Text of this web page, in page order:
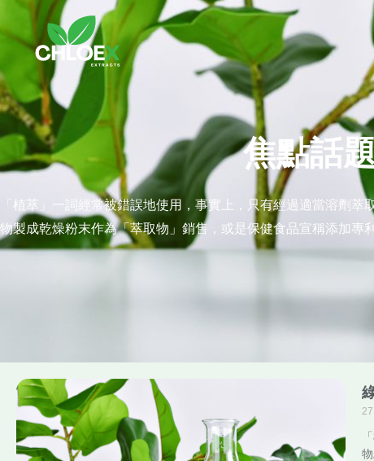
至
要
內
焦點話
「植萃」一詞經常被錯誤地使用，事實上，只有經過適當溶劑
物製成乾燥粉末作為「萃取物」銷售，或是保健食品宣稱添加專